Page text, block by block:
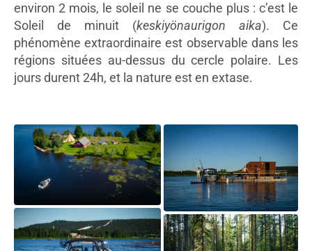
environ 2 mois, le soleil ne se couche plus : c’est le
Soleil de minuit (keskiyönaurigon aika). Ce
phénomène extraordinaire est observable dans les
régions situées au-dessus du cercle polaire. Les
jours durent 24h, et la nature est en extase.